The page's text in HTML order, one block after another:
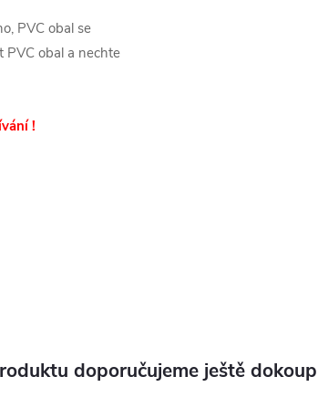
PVC obal se
PVC obal a nechte
!
doporučujeme ještě